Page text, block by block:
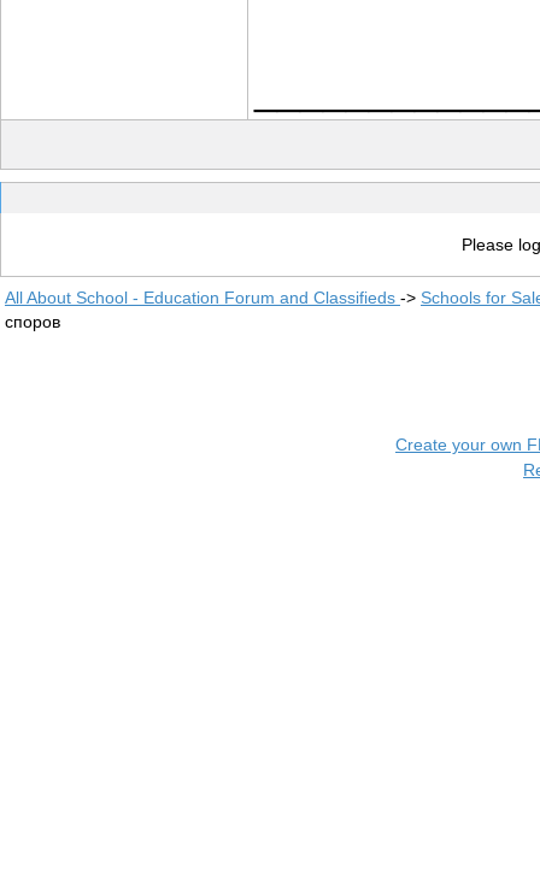
Please
All About School - Education Forum and Classifieds -> Schools for
споров
Create your own